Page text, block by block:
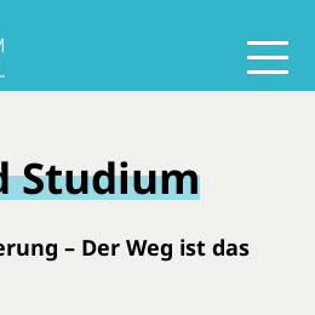
Studium
– Der Weg ist das